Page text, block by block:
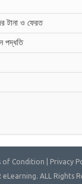
টানা ও ফেরত
পদ্ধতি
of Condition | Privacy
eLearning. ALL Rights